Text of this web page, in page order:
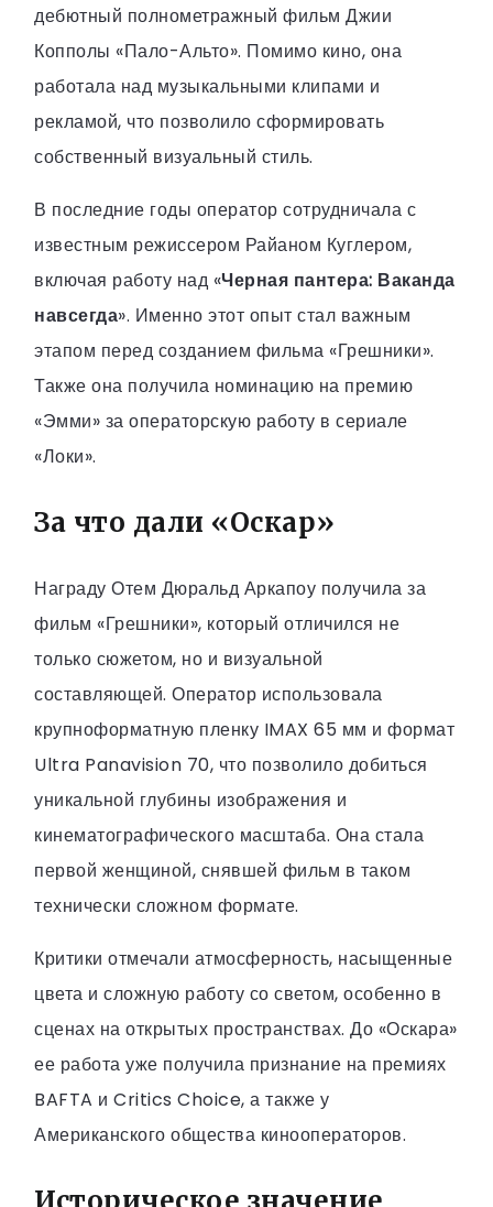
дебютный полнометражный фильм Джии
Копполы «Пало-Альто». Помимо кино, она
работала над музыкальными клипами и
рекламой, что позволило сформировать
собственный визуальный стиль.
В последние годы оператор сотрудничала с
известным режиссером Райаном Куглером,
включая работу над «Черная пантера: Ваканда
навсегда». Именно этот опыт стал важным
этапом перед созданием фильма «Грешники».
Также она получила номинацию на премию
«Эмми» за операторскую работу в сериале
«Локи».
За что дали «Оскар»
Награду Отем Дюральд Аркапоу получила за
фильм «Грешники», который отличился не
только сюжетом, но и визуальной
составляющей. Оператор использовала
крупноформатную пленку IMAX 65 мм и формат
Ultra Panavision 70, что позволило добиться
уникальной глубины изображения и
кинематографического масштаба. Она стала
первой женщиной, снявшей фильм в таком
технически сложном формате.
Критики отмечали атмосферность, насыщенные
цвета и сложную работу со светом, особенно в
сценах на открытых пространствах. До «Оскара»
ее работа уже получила признание на премиях
BAFTA и Critics Choice, а также у
Американского общества кинооператоров.